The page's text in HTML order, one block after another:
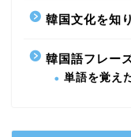
韓国文化を知
韓国語フレー
単語を覚え